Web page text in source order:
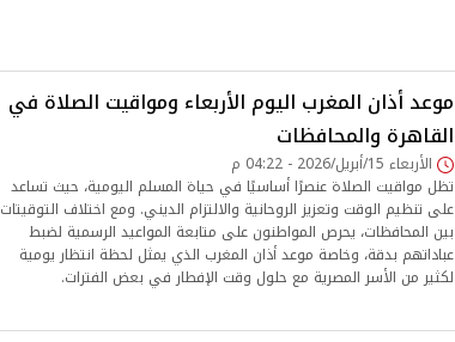
موعد أذان المغرب اليوم الأربعاء ومواقيت الصلاة في
القاهرة والمحافظات
الأربعاء 15/أبريل/2026 - 04:22 م
تظل مواقيت الصلاة عنصرًا أساسيًا في حياة المسلم اليومية، حيث تساعد
على تنظيم الوقت وتعزيز الروحانية والالتزام الديني. ومع اختلاف التوقيتات
بين المحافظات، يحرص المواطنون على متابعة المواعيد الرسمية لضبط
عباداتهم بدقة، وخاصة موعد أذان المغرب الذي يمثل لحظة انتظار يومية
لكثير من الأسر المصرية مع حلول وقت الإفطار في بعض الفترات.